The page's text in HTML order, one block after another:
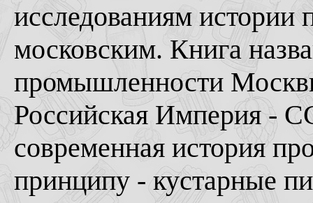
исследованиям истории
московским. Книга
промышленности
Российская Империя -
современная история
принципу - кустарные